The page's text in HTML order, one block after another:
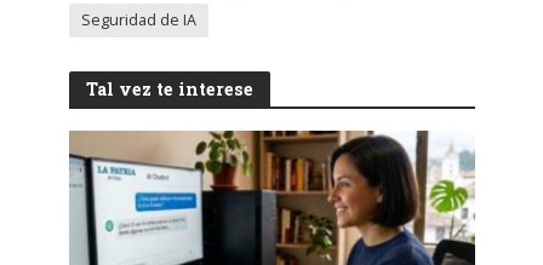
Seguridad de IA
Tal vez te interese